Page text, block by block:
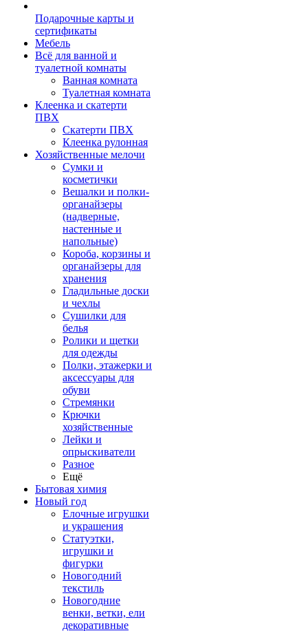
Подарочные карты и
сертификаты
Мебель
Всё для ванной и
туалетной комнаты
Ванная комната
Туалетная комната
Клеенка и скатерти
ПВХ
Скатерти ПВХ
Клеенка рулонная
Хозяйственные мелочи
Сумки и
косметички
Вешалки и полки-
органайзеры
(надверные,
настенные и
напольные)
Короба, корзины и
органайзеры для
хранения
Гладильные доски
и чехлы
Сушилки для
белья
Ролики и щетки
для одежды
Полки, этажерки и
аксессуары для
обуви
Стремянки
Крючки
хозяйственные
Лейки и
опрыскиватели
Разное
Ещё
Бытовая химия
Новый год
Елочные игрушки
и украшения
Статуэтки,
игрушки и
фигурки
Новогодний
текстиль
Новогодние
венки, ветки, ели
декоративные